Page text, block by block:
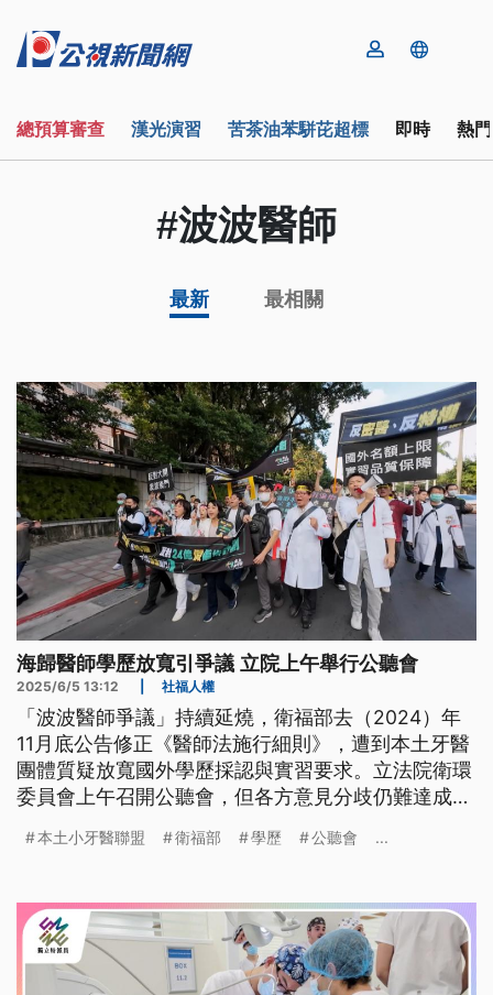
總預算審查 漢光演習 苦茶油苯駢芘超標 即時 熱
#波波醫師
最新 最相關
海歸醫師學歷放寬引爭議 立院上午舉行公聽會
2025/6/5 13:12 社福人權
「波波醫師爭議」持續延燒，衛福部去（2024）年
11月底公告修正《醫師法施行細則》，遭到本土牙醫
團體質疑放寬國外學歷採認與實習要求。立法院衛環
委員會上午召開公聽會，但各方意見分歧仍難達成共
3個部會，會參考各界意見滾動式檢討，也尊重立法
本土小牙醫聯盟 衛福部 學歷 公聽會 ...